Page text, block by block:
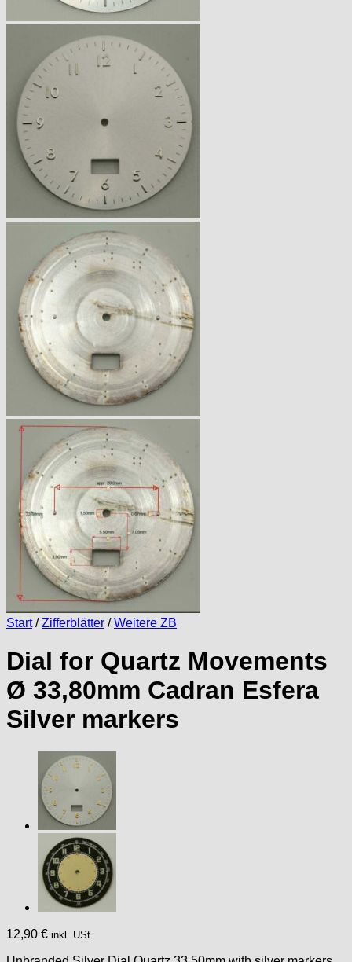
Start / Zifferblätter / Weitere ZB
Dial for Quartz Movements
Ø 33,80mm Cadran Esfera
Silver markers
12,90 € inkl. USt.